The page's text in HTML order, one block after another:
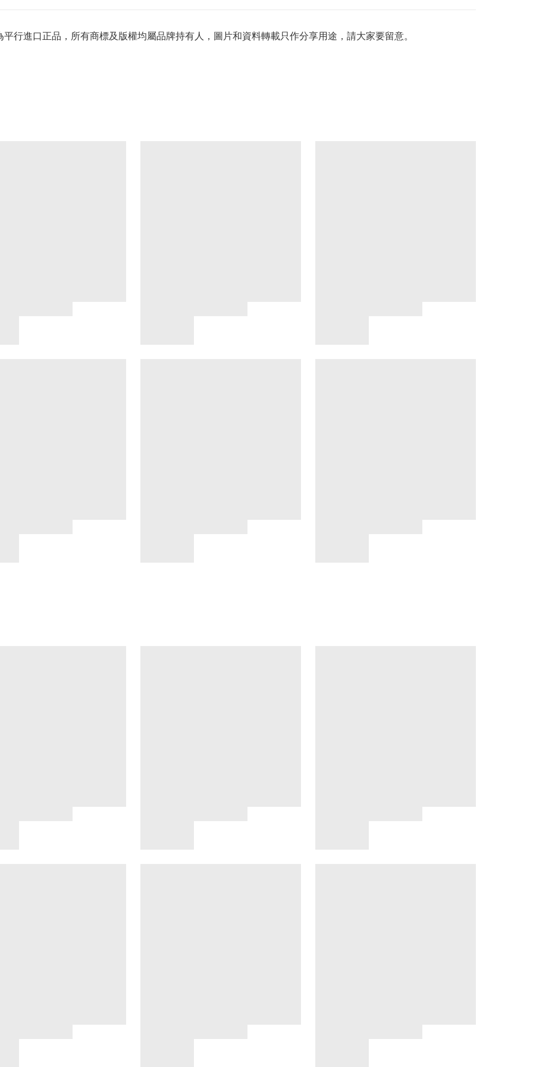
行進口正品，所有商標及版權均屬品牌持有人，圖片和資料轉載只作分享用途，請大家要留意。